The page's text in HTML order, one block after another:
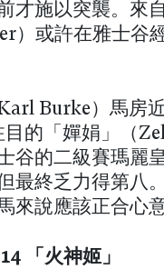
才施以突襲。來
）或許在雅士谷
Burke）馬房
的「嬋娟」（
谷的二級賽瑪麗
最終乏力得第八
來說應該正合心意
「火神姬」